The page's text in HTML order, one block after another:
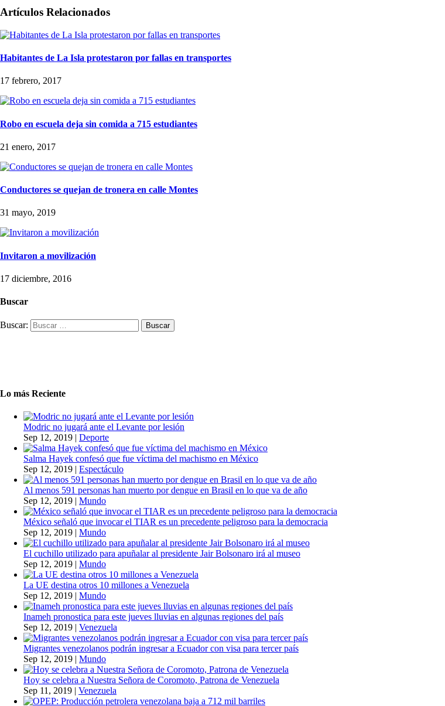
Artículos Relacionados
Habitantes de La Isla protestaron por fallas en transportes
17 febrero, 2017
Robo en escuela deja sin comida a 715 estudiantes
21 enero, 2017
Conductores se quejan de tronera en calle Montes
31 mayo, 2019
Invitaron a movilización
17 diciembre, 2016
Buscar
Buscar:
Lo más Reciente
Modric no jugará ante el Levante por lesión
Sep 12, 2019 | Deporte
Salma Hayek confesó que fue víctima del machismo en México
Sep 12, 2019 | Espectáculo
Al menos 591 personas han muerto por dengue en Brasil en lo que va de año
Sep 12, 2019 | Mundo
México señaló que invocar el TIAR es un precedente peligroso para la democracia
Sep 12, 2019 | Mundo
El cuchillo utilizado para apuñalar al presidente Jair Bolsonaro irá al museo
Sep 12, 2019 | Mundo
La UE destina otros 10 millones a Venezuela
Sep 12, 2019 | Mundo
Inameh pronostica para este jueves lluvias en algunas regiones del país
Sep 12, 2019 | Venezuela
Migrantes venezolanos podrán ingresar a Ecuador con visa para tercer país
Sep 12, 2019 | Mundo
Hoy se celebra a Nuestra Señora de Coromoto, Patrona de Venezuela
Sep 11, 2019 | Venezuela